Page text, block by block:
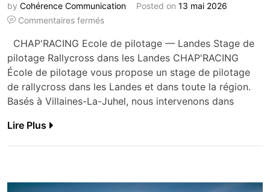
by Cohérence Communication Posted on 13 mai 2026
Commentaires fermés
CHAP'RACING Ecole de pilotage — Landes Stage de
pilotage Rallycross dans les Landes CHAP'RACING
École de pilotage vous propose un stage de pilotage
de rallycross dans les Landes et dans toute la région.
Basés à Villaines-La-Juhel, nous intervenons dans
Lire Plus